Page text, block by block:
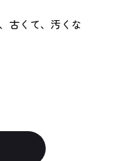
古くて、汚くな